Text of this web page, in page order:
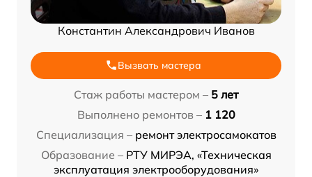
Константин Александрович Иванов
Вызвать мастера
Стаж работы мастером – 5 лет
Выполнено ремонтов – 1 120
Специализация – ремонт электросамокатов
Образование – РТУ МИРЭА, «Техническая
эксплуатация электрооборудования»